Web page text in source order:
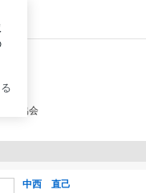
生協会
中西 直己